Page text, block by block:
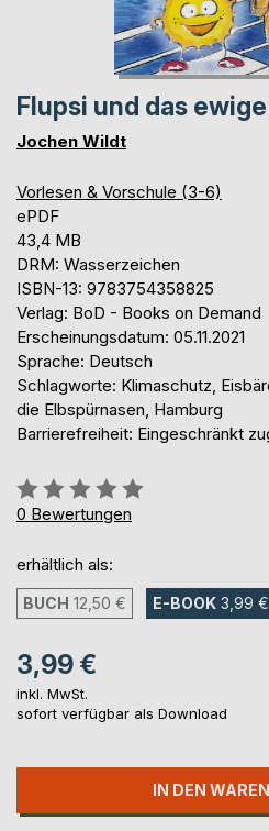
Flupsi und das
Jochen Wildt
Vorlesen & Vorschule (3-6)
ePDF
43,4 MB
DRM: Wasserzeichen
ISBN-13: 9783754358825
Verlag: BoD - Books on Demand
Erscheinungsdatum: 05.11.2021
Sprache: Deutsch
Schlagworte: Klimaschutz,
die Elbspürnasen, Hamburg
Barrierefreiheit: Eingeschränkt
Bewertung::
0%
0 Bewertungen
erhältlich als:
BUCH 12,50 € E-BOOK 3,99 €
3,99 €
inkl. MwSt.
sofort verfügbar als Download
IN DEN